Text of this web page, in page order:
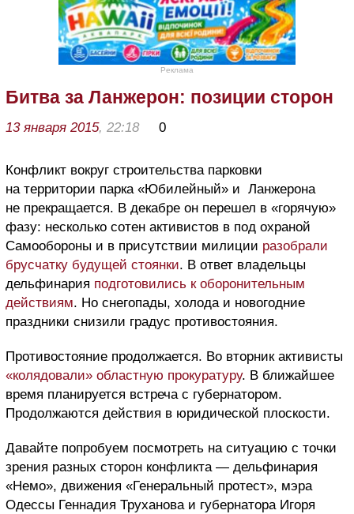
Реклама
Битва за Ланжерон: позиции сторон
13 января 2015, 22:18 0
Конфликт вокруг строительства парковки
на территории парка «Юбилейный» и Ланжерона
не прекращается. В декабре он перешел в «горячую»
фазу: несколько сотен активистов в под охраной
Самообороны и в присутствии милиции разобрали
брусчатку будущей стоянки. В ответ владельцы
дельфинария подготовились к оборонительным
действиям. Но снегопады, холода и новогодние
праздники снизили градус противостояния.
Противостояние продолжается. Во вторник активисты
«колядовали» областную прокуратуру. В ближайшее
время планируется встреча с губернатором.
Продолжаются действия в юридической плоскости.
Давайте попробуем посмотреть на ситуацию с точки
зрения разных сторон конфликта — дельфинария
«Немо», движения «Генеральный протест», мэра
Одессы Геннадия Труханова и губернатора Игоря